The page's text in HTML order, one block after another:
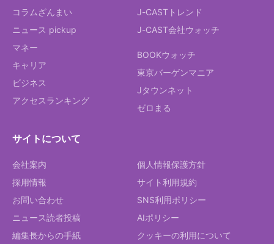
コラムざんまい
ニュース pickup
マネー
キャリア
ビジネス
アクセスランキング
J-CASTトレンド
J-CAST会社ウォッチ
BOOKウォッチ
東京バーゲンマニア
Jタウンネット
ゼロまる
サイトについて
会社案内
採用情報
お問い合わせ
ニュース読者投稿
編集長からの手紙
個人情報保護方針
サイト利用規約
SNS利用ポリシー
AIポリシー
クッキーの利用について